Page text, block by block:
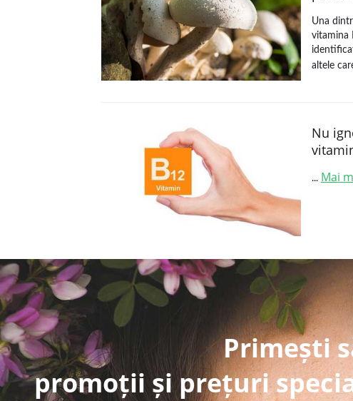
Una
vitamina
altele
Nu
... Mai
Primești
promoții și prețuri